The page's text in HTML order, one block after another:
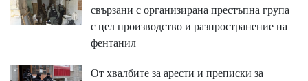
свързани с организирана престъпна група
с цел производство и разпространение на
фентанил
От хвалбите за арести и преписки за